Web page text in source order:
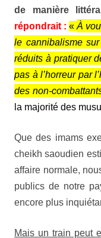
de manière
répondrait : « À
le cannibalisme
réduits à pratiquer
pas à l’horreur par
des non-
la majorité des
Que des imams
cheikh saoudien
affaire normale,
publics de notre
encore plus
Mais un train peut